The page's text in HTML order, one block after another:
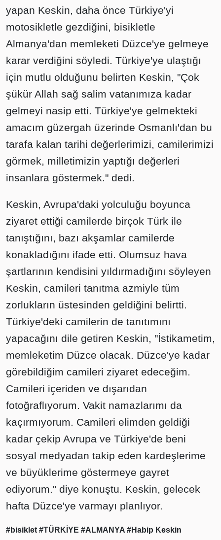
yapan Keskin, daha önce Türkiye'yi
motosikletle gezdiğini, bisikletle
Almanya'dan memleketi Düzce'ye gelmeye
karar verdiğini söyledi. Türkiye'ye ulaştığı
için mutlu olduğunu belirten Keskin, "Çok
şükür Allah sağ salim vatanımıza kadar
gelmeyi nasip etti. Türkiye'ye gelmekteki
amacım güzergah üzerinde Osmanlı'dan bu
tarafa kalan tarihi değerlerimizi, camilerimizi
görmek, milletimizin yaptığı değerleri
insanlara göstermek." dedi.
Keskin, Avrupa'daki yolculuğu boyunca
ziyaret ettiği camilerde birçok Türk ile
tanıştığını, bazı akşamlar camilerde
konakladığını ifade etti. Olumsuz hava
şartlarının kendisini yıldırmadığını söyleyen
Keskin, camileri tanıtma azmiyle tüm
zorlukların üstesinden geldiğini belirtti.
Türkiye'deki camilerin de tanıtımını
yapacağını dile getiren Keskin, "İstikametim,
memleketim Düzce olacak. Düzce'ye kadar
görebildiğim camileri ziyaret edeceğim.
Camileri içeriden ve dışarıdan
fotoğraflıyorum. Vakit namazlarımı da
kaçırmıyorum. Camileri elimden geldiği
kadar çekip Avrupa ve Türkiye'de beni
sosyal medyadan takip eden kardeşlerime
ve büyüklerime göstermeye gayret
ediyorum." diye konuştu. Keskin, gelecek
hafta Düzce'ye varmayı planlıyor.
#bisiklet #TÜRKİYE #ALMANYA #Habip Keskin